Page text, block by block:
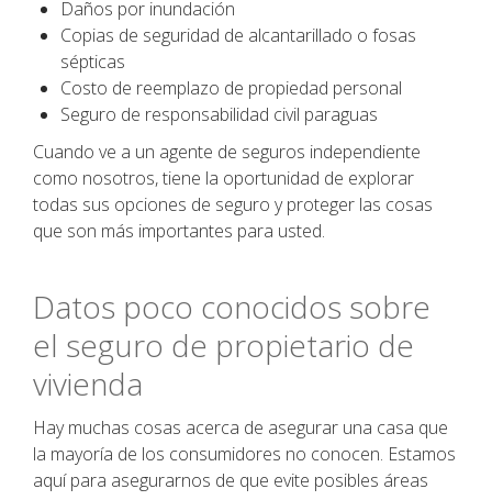
Daños por inundación
Copias de seguridad de alcantarillado o fosas
sépticas
Costo de reemplazo de propiedad personal
Seguro de responsabilidad civil paraguas
Cuando ve a un agente de seguros independiente
como nosotros, tiene la oportunidad de explorar
todas sus opciones de seguro y proteger las cosas
que son más importantes para usted.
Datos poco conocidos sobre
el seguro de propietario de
vivienda
Hay muchas cosas acerca de asegurar una casa que
la mayoría de los consumidores no conocen. Estamos
aquí para asegurarnos de que evite posibles áreas